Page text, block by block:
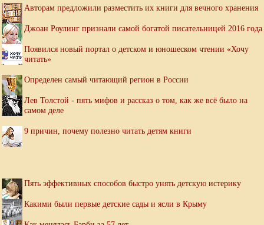
Авторам предложили разместить их книги для вечного хранения
Джоан Роулинг признали самой богатой писательницей 2016 года
Появился новый портал о детском и юношеском чтении «Хочу
читать»
Определен самый читающий регион в России
Лев Толстой - пять мифов и рассказ о том, как же всё было на
самом деле
9 причин, почему полезно читать детям книги
Пять эффективных способов быстро унять детскую истерику
Какими были первые детские сады и ясли в Крыму